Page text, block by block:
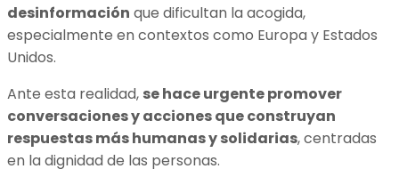
desinformación que dificultan la acogida,
especialmente en contextos como Europa y Estados
Unidos.
Ante esta realidad, se hace urgente promover
conversaciones y acciones que construyan
respuestas más humanas y solidarias, centradas
en la dignidad de las personas.